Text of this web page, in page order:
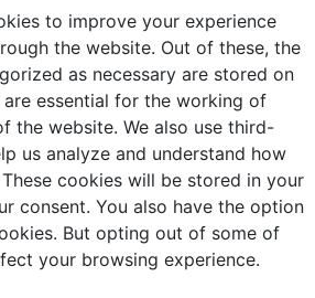
to improve your experience
the website. Out of these, the
as necessary are stored on
essential for the working of
the website. We also use third-
us analyze and understand how
cookies will be stored in your
consent. You also have the option
But opting out of some of
your browsing experience.